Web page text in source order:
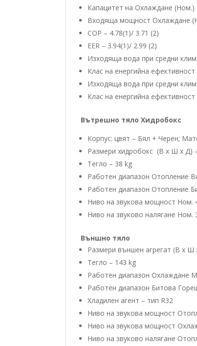
Капацитет на Охлаждане (Ном.)
Входяща мощност Охлаждане
COP – 4.78(1)/ 3.71 (2)
EER – 3.94(1)/ 2.99 (2)
Изходяща вода при средни
Клас на енергийна
Изходяща вода при средни
Клас на енергийна
Вътрешно тяло Хидробокс
Корпус: цвят – Бял + Черен;
Размери хидробокс (В х Ш х Д)
Тегло – 38 kg
Работен диапазон Отопление
Работен диапазон Отопление
Ниво на звукова мощност Ном.
Ниво на звуковo налягане Ном.
Външно тяло
Размери външен агрегат (В х Ш
Тегло – 143 kg
Работен диапазон Охлаждане
Работен диапазон Битова
Хладилен агент – тип R32
Ниво на звукова мощност
Ниво на звукова мощност
Ниво на звуковo налягане